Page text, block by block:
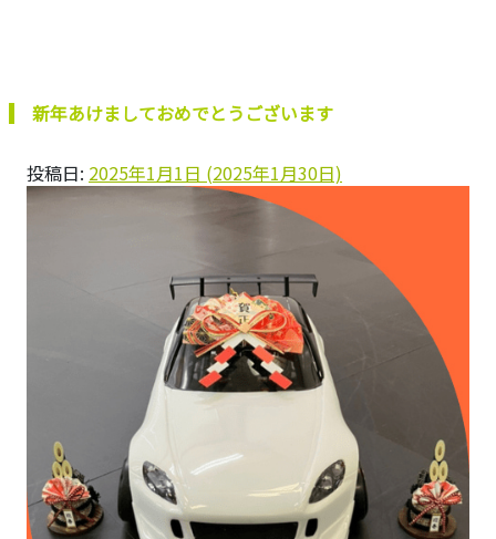
新年あけましておめでとうございます
投稿日: 2025年1月1日 (2025年1月30日)